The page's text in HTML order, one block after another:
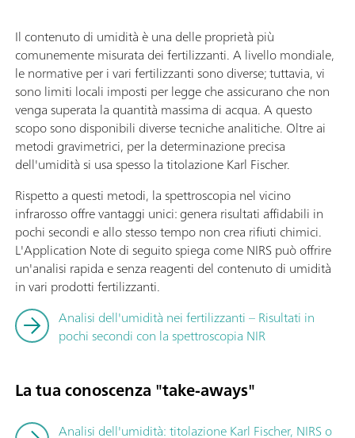
Il contenuto di umidità è una delle proprietà più
comunemente misurata dei fertilizzanti. A livello mondiale,
le normative per i vari fertilizzanti sono diverse; tuttavia, vi
sono limiti locali imposti per legge che assicurano che non
venga superata la quantità massima di acqua. A questo
scopo sono disponibili diverse tecniche analitiche. Oltre ai
metodi gravimetrici, per la determinazione precisa
dell'umidità si usa spesso la titolazione Karl Fischer.
Rispetto a questi metodi, la spettroscopia nel vicino
infrarosso offre vantaggi unici: genera risultati affidabili in
pochi secondi e allo stesso tempo non crea rifiuti chimici.
L'Application Note di seguito spiega come NIRS può offrire
un'analisi rapida e senza reagenti del contenuto di umidità
in vari prodotti fertilizzanti.
Analisi dell'umidità nei fertilizzanti – Risultati in
pochi secondi con la spettroscopia NIR
La tua conoscenza "take-aways"
Analisi dell'umidità: titolazione Karl Fischer, NIRS o